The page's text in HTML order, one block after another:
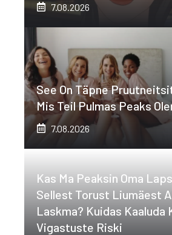
7.08.2026
See On Täpne
Mis Teil Pulmas Peaks
7.08.2026
Kas Ma Peaksin Oma
Sellest Torust Liumäest
Laskma? Kuidas Kaaluda
Vigastuste Riski